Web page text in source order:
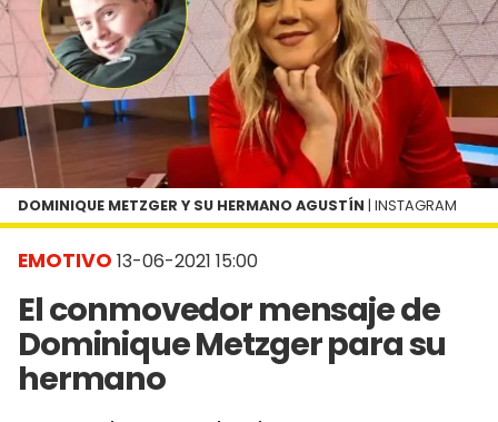
EMOTIVO 13-06-2021 15:00
El conmovedor mensaje de
Dominique Metzger para su
hermano
DOMINIQUE METZGER Y SU HERMANO AGUSTÍN | INSTAGRAM